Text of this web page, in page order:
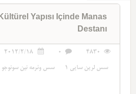
Yapısı Içinde Manas
Destanı
4830
0
2012/2/18
سس لرین سایی 1 سس وئرمه نین سونوجو